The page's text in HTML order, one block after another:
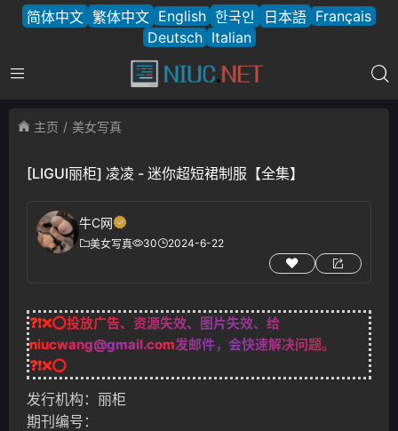
简体中文 繁体中文 English 한국인 日本語 Français
Deutsch Italian
主页 美女写真
[LIGUI丽柜] 凌凌 - 迷你超短裙制服【全集】
牛C网
美女写真 30 2024-6-22
❓❗❌⭕投放广告、资源失效、图片失效、给
niucwang@gmail.com发邮件，会快速解决问题。
❓❗❌⭕
发行机构：丽柜
期刊编号：